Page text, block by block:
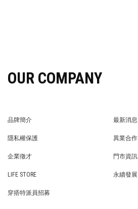
OUR COMPANY
品牌簡介
最新消息
隱私權保護
異業合作
企業徵才
門市資訊
LIFE STORE
永續發展
穿搭特派員招募